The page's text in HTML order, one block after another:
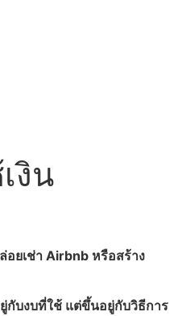
งิน
อยเช่า Airbnb หรือสร้าง
กับงบที่ใช้ แต่ขึ้นอยู่กับวิธีการ